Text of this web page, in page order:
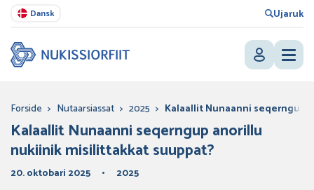
Dansk Ujaruk
Forside > Nutaarsiassat > 2025 > Kalaallit Nunaanni seqerngup
Kalaallit Nunaanni seqerngup anorillu
nukiinik misilittakkat suuppat?
20. oktobari 2025 2025